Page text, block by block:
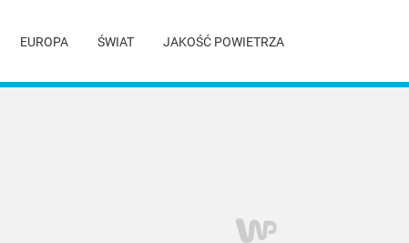
EUROPA ŚWIAT JAKOŚĆ POWIETRZA